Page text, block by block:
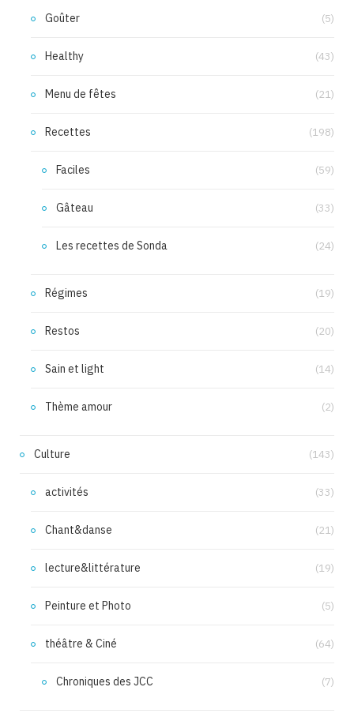
Goûter (5)
Healthy (43)
Menu de fêtes (21)
Recettes (198)
Faciles (59)
Gâteau (33)
Les recettes de Sonda (24)
Régimes (19)
Restos (20)
Sain et light (14)
Thème amour (2)
Culture (143)
activités (33)
Chant&danse (21)
lecture&littérature (19)
Peinture et Photo (5)
théâtre & Ciné (64)
Chroniques des JCC (7)